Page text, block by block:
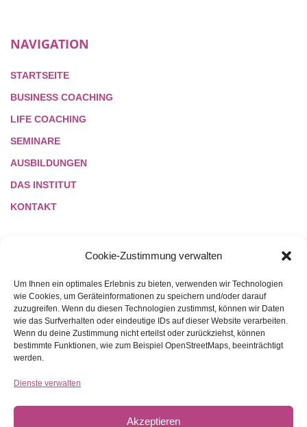
Cookie-Zustimmung verwalten
Um Ihnen ein optimales Erlebnis zu bieten, verwenden wir Technologien
wie Cookies, um Geräteinformationen zu speichern und/oder darauf
zuzugreifen. Wenn du diesen Technologien zustimmst, können wir Daten
wie das Surfverhalten oder eindeutige IDs auf dieser Website verarbeiten.
Wenn du deine Zustimmung nicht erteilst oder zurückziehst, können
bestimmte Funktionen, wie zum Beispiel OpenStreetMaps, beeinträchtigt
werden.
Dienste verwalten
Akzeptieren
NAVIGATION
STARTSEITE
BUSINESS COACHING
LIFE COACHING
SEMINARE
AUSBILDUNGEN
DAS INSTITUT
KONTAKT
LINKS
NETIQUETTE
REFERENZEN
DATENSCHUTZ
COOKIES